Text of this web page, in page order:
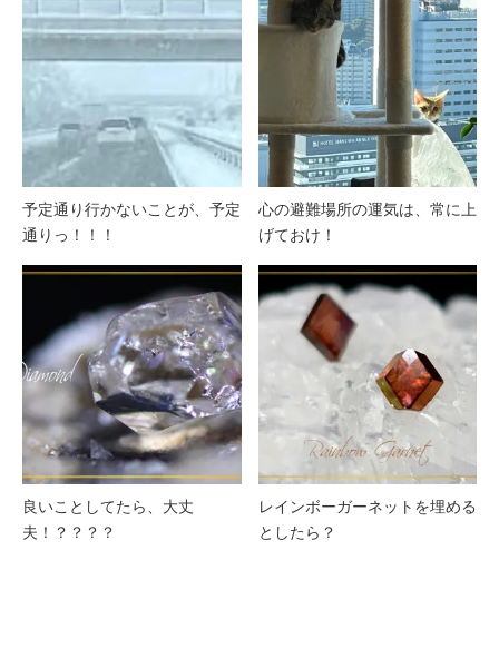
予定通り行かないことが、予定
通りっ！！！
心の避難場所の運気は、常に上
げておけ！
良いことしてたら、大丈
夫！？？？？
レインボーガーネットを埋める
としたら？